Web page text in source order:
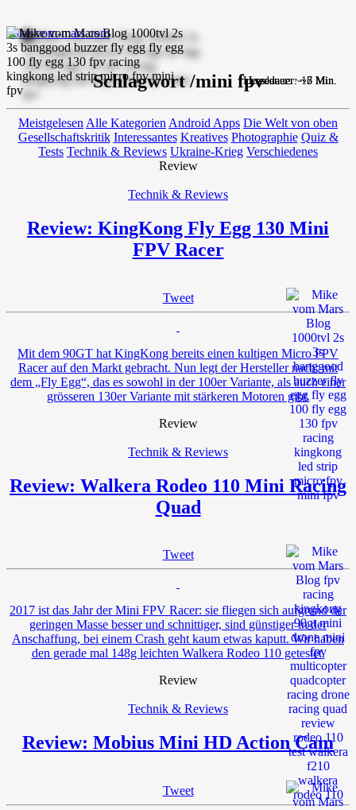
mike-vom-mars.com
Schlagwort /mini fpv
Meistgelesen Alle Kategorien Android Apps Die Welt von oben
Gesellschaftskritik Interessantes Kreatives Photographie Quiz &
Tests Technik & Reviews Ukraine-Krieg Verschiedenes
Review
Technik & Reviews
Review: KingKong Fly Egg 130 Mini
FPV Racer
Tweet
Lesedauer: ~7 Min.
Mit dem 90GT hat KingKong bereits einen kultigen Micro FPV
Racer auf den Markt gebracht. Nun legt der Hersteller nach: mit
dem „Fly Egg“, das es sowohl in der 100er Variante, als auch einer
grösseren 130er Variante mit stärkeren Motoren gibt.
Review
Technik & Reviews
Review: Walkera Rodeo 110 Mini Racing
Quad
Tweet
Lesedauer: ~18 Min.
2017 ist das Jahr der Mini FPV Racer: sie fliegen sich aufgrund der
geringen Masse besser und schnittiger, sind günstiger in der
Anschaffung, bei einem Crash geht kaum etwas kaputt. Wir haben
den gerade mal 148g leichten Walkera Rodeo 110 getestet.
Review
Technik & Reviews
Review: Mobius Mini HD Action Cam
Tweet
Lesedauer: ~5 Min.